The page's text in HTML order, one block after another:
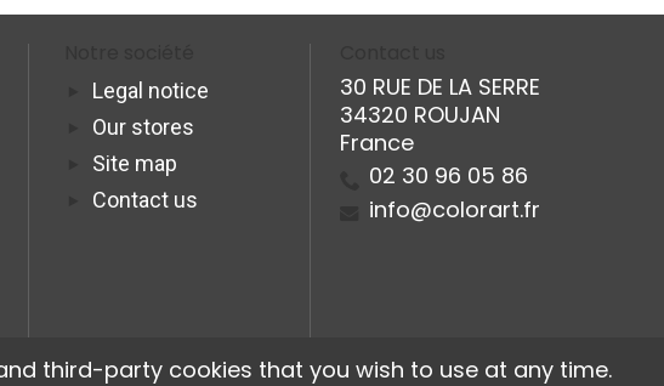
Legal notice
Our stores
Site map
Contact us
30 RUE DE LA SERRE
34320 ROUJAN
France
02 30 96 05 86
info@colorart.fr
third-party cookies that you wish to use at any time.